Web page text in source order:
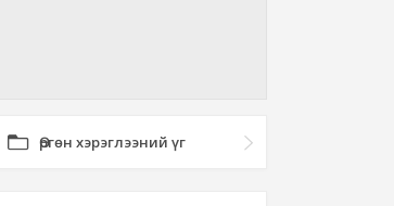
Өргөн хэрэглээний үг